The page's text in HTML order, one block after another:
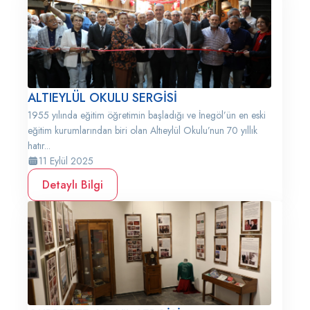
ALTIEYLÜL OKULU SERGİSİ
1955 yılında eğitim öğretimin başladığı ve İnegöl’ün en eski
eğitim kurumlarından biri olan Altıeylül Okulu’nun 70 yıllık
hatır...
11 Eylül 2025
Detaylı Bilgi